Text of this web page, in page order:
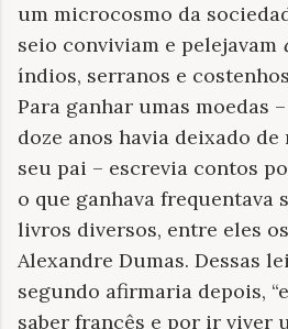
um microcosmo da
seio conviviam e pelejavam
índios, serranos e
Para ganhar umas moedas
doze anos havia deixado
seu pai – escrevia contos
o que ganhava frequentava
livros diversos, entre eles
Alexandre Dumas. Dessas
segundo afirmaria depois,
saber francês e por ir viver